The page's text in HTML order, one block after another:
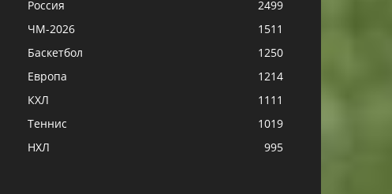
Россия
2499
ЧМ-2026
1511
Баскетбол
1250
Европа
1214
КХЛ
1111
Теннис
1019
НХЛ
995